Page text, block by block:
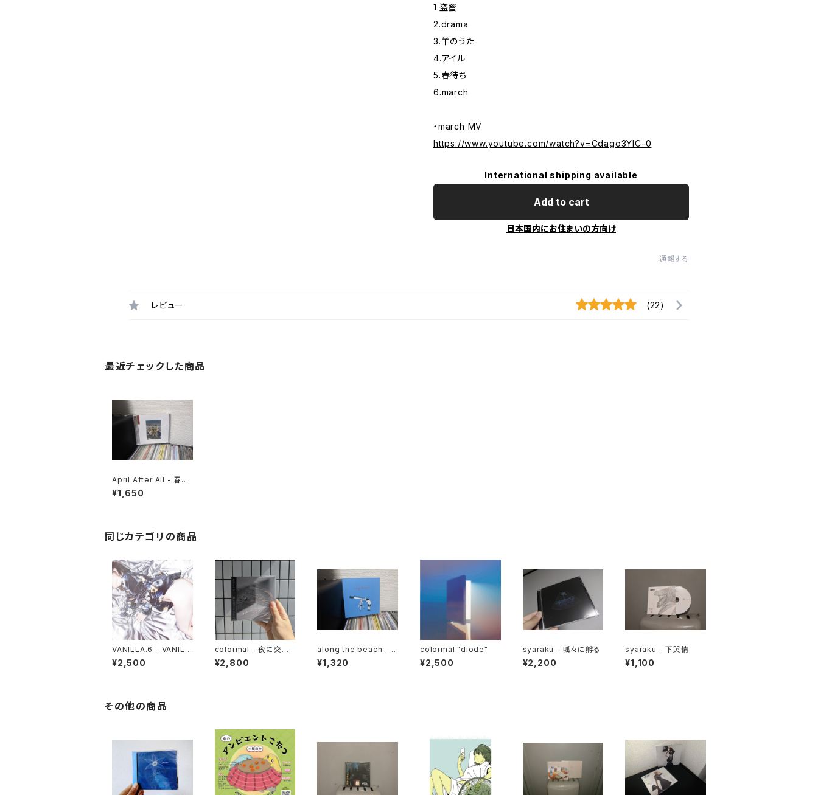
1.盗蜜
2.drama
3.羊のうた
4.アイル
5.春待ち
6.march
・march MV
https://www.youtube.com/watch?v=Cdago3YIC-0
International shipping available
Add to cart
日本国内にお住まいの方向け
通報する
レビュー (22)
最近チェックした商品
April After All - 春待
ち
¥1,650
同じカテゴリの商品
VANILLA.6 - VANILL
A.6
¥2,500
colormal - 夜に交じ
る人たち
¥2,800
along the beach - D
istant Scenery
¥1,320
colormal "diode"
¥2,500
syaraku - 呱々に孵る
¥2,200
syaraku - 下哭情
¥1,100
その他の商品